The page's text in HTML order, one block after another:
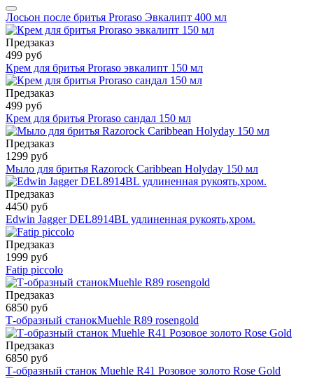
Лосьон после бритья Proraso Эвкалипт 400 мл
Предзаказ
499 руб
Крем для бритья Proraso эвкалипт 150 мл
Предзаказ
499 руб
Крем для бритья Proraso сандал 150 мл
Предзаказ
1299 руб
Мыло для бритья Razorock Caribbean Holyday 150 мл
Предзаказ
4450 руб
Edwin Jagger DEL8914BL удлиненная рукоять,хром.
Предзаказ
1999 руб
Fatip piccolo
Предзаказ
6850 руб
Т-образный станокMuehle R89 rosengold
Предзаказ
6850 руб
Т-образный станок Muehle R41 Розовое золото Rose Gold